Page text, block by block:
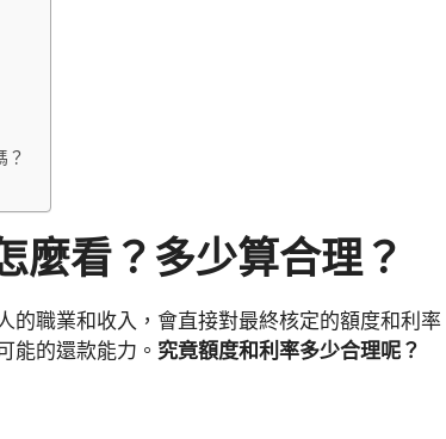
？
麼看？多少算合理？
的職業和收入，會直接對最終核定的額度和利率
能的還款能力。 究竟額度和利率多少合理呢？